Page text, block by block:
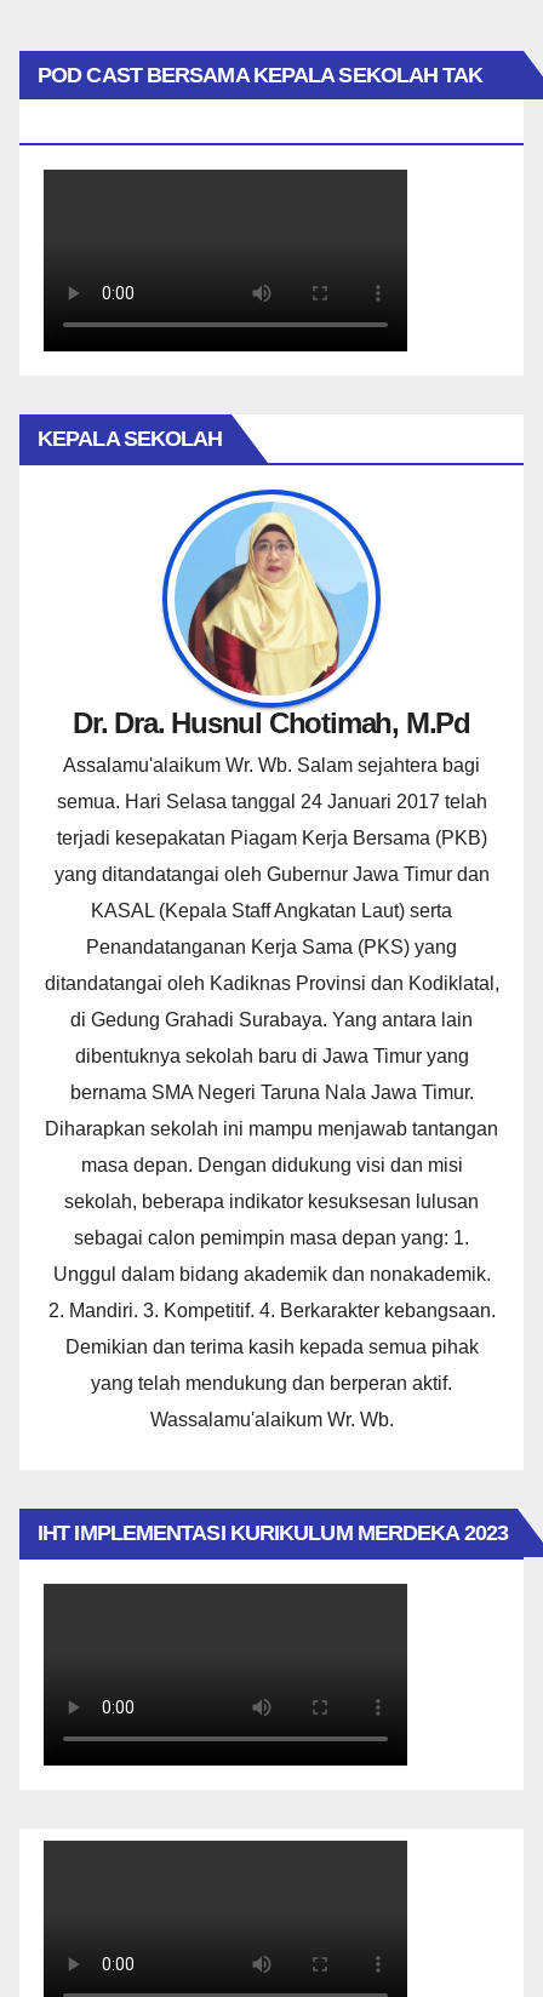
POD CAST BERSAMA KEPALA SEKOLAH TAK
KEPALA SEKOLAH
Dr. Dra. Husnul Chotimah, M.Pd
Assalamu'alaikum Wr. Wb. Salam sejahtera bagi
semua. Hari Selasa tanggal 24 Januari 2017 telah
terjadi kesepakatan Piagam Kerja Bersama (PKB)
yang ditandatangai oleh Gubernur Jawa Timur dan
KASAL (Kepala Staff Angkatan Laut) serta
Penandatanganan Kerja Sama (PKS) yang
ditandatangai oleh Kadiknas Provinsi dan Kodiklatal,
di Gedung Grahadi Surabaya. Yang antara lain
dibentuknya sekolah baru di Jawa Timur yang
bernama SMA Negeri Taruna Nala Jawa Timur.
Diharapkan sekolah ini mampu menjawab tantangan
masa depan. Dengan didukung visi dan misi
sekolah, beberapa indikator kesuksesan lulusan
sebagai calon pemimpin masa depan yang: 1.
Unggul dalam bidang akademik dan nonakademik.
2. Mandiri. 3. Kompetitif. 4. Berkarakter kebangsaan.
Demikian dan terima kasih kepada semua pihak
yang telah mendukung dan berperan aktif.
Wassalamu'alaikum Wr. Wb.
IHT IMPLEMENTASI KURIKULUM MERDEKA 2023